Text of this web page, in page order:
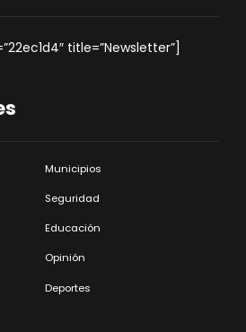
title=”Newsletter”]
Municipios
Seguridad
Educación
Opinión
Deportes